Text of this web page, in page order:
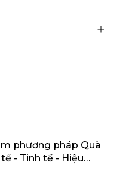
phương pháp Quà
- Tinh tế - Hiệu